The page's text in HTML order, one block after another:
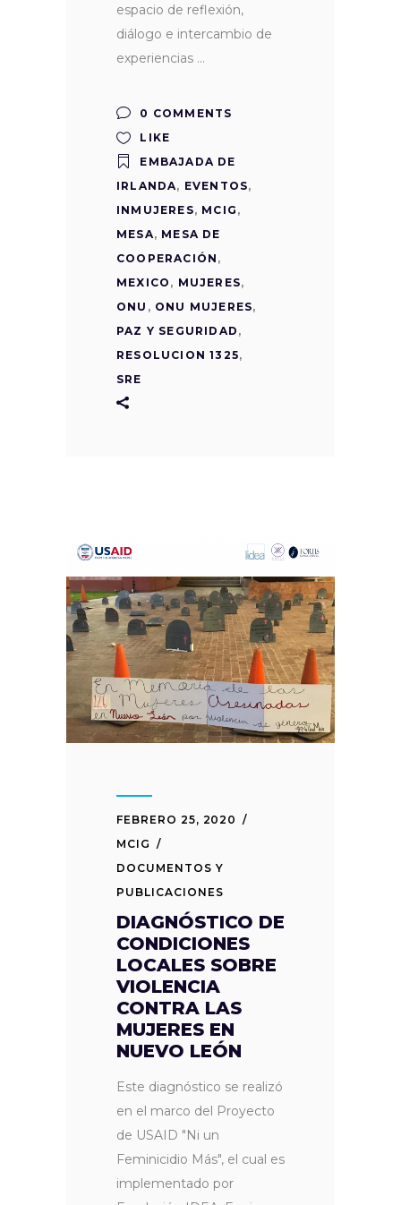
espacio de reflexión,
diálogo e intercambio de
experiencias
0 COMMENTS
LIKE
EMBAJADA DE
IRLANDA, EVENTOS,
INMUJERES, MCIG ,
MESA, MESA DE
COOPERACIÓN ,
MEXICO , MUJERES,
ONU , ONU MUJERES,
PAZ Y SEGURIDAD ,
RESOLUCION 1325,
SRE
FEBRERO 25, 2020
MCIG
DOCUMENTOS Y
PUBLICACIONES
DIAGNÓSTICO DE
CONDICIONES
LOCALES SOBRE
VIOLENCIA
CONTRA LAS
MUJERES EN
NUEVO LEÓN
Este diagnóstico se realizó
en el marco del Proyecto
de USAID "Ni un
Feminicidio Más", el cual es
implementado por